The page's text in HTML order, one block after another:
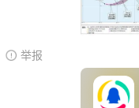
举报